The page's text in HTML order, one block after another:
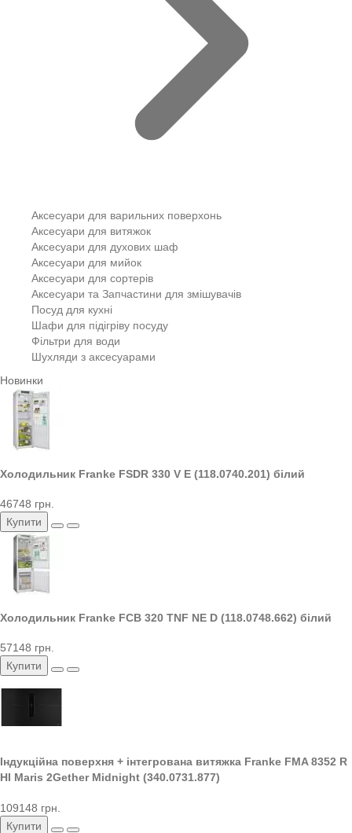
Аксесуари для варильних поверхонь
Аксесуари для витяжок
Аксесуари для духових шаф
Аксесуари для мийок
Аксесуари для сортерів
Аксесуари та Запчастини для змішувачів
Посуд для кухні
Шафи для підігріву посуду
Фільтри для води
Шухляди з аксесуарами
Новинки
Холодильник Franke FSDR 330 V E (118.0740.201) білий
46748 грн.
Купити
Холодильник Franke FCB 320 TNF NE D (118.0748.662) білий
57148 грн.
Купити
Індукційна поверхня + інтегрована витяжка Franke FMA 8352 R
HI Maris 2Gether Midnight (340.0731.877)
109148 грн.
Купити